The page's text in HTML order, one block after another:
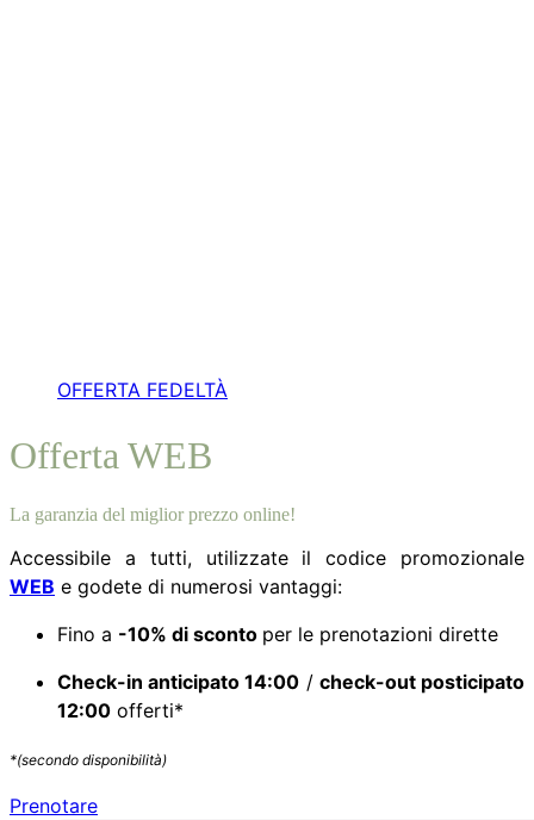
OFFERTA FEDELTÀ
Offerta WEB
La garanzia del miglior prezzo online!
Accessibile a tutti, utilizzate il codice promozionale
WEB e godete di numerosi vantaggi:
Fino a -10% di sconto per le prenotazioni dirette
Check-in anticipato 14:00 / check-out posticipato
12:00 offerti*
*(secondo disponibilità)
Prenotare